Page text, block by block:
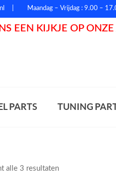
Maandag – Vrijdag : 9.00 –
EEN KIJKJE OP
PARTS TUNING
alle 3 resultaten